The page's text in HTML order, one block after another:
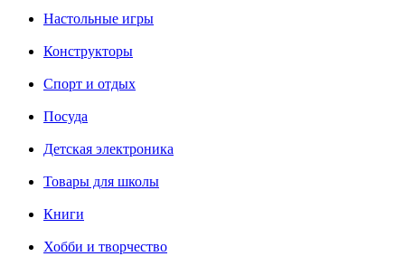
Настольные игры
Конструкторы
Спорт и отдых
Посуда
Детская электроника
Товары для школы
Книги
Хобби и творчество